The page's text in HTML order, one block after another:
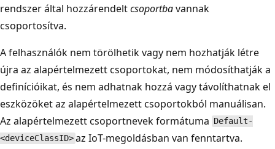
rendszer által hozzárendeltcsoportbavannak
csoportosítva.
A felhasználók nem törölhetik vagy nem hozhatják létre
újra az alapértelmezett csoportokat, nem módosíthatják a
definícióikat, és nem adhatnak hozzá vagy távolíthatnak el
eszközöket az alapértelmezett csoportokból manuálisan.
Az alapértelmezett csoportnevek formátuma Default-
<deviceClassID>az IoT-megoldásban van fenntartva.